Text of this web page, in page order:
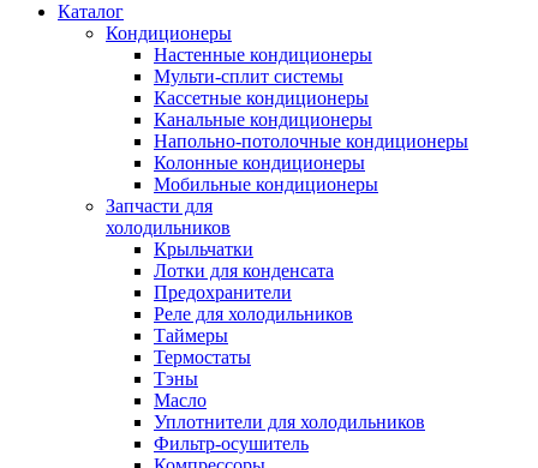
Каталог
Кондиционеры
Настенные кондиционеры
Мульти-сплит системы
Кассетные кондиционеры
Канальные кондиционеры
Напольно-потолочные кондиционеры
Колонные кондиционеры
Мобильные кондиционеры
Запчасти для
холодильников
Крыльчатки
Лотки для конденсата
Предохранители
Реле для холодильников
Таймеры
Термостаты
Тэны
Масло
Уплотнители для холодильников
Фильтр-осушитель